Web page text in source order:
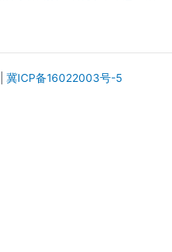
冀ICP备16022003号-5